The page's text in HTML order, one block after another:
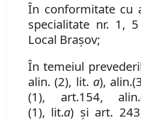
În conformitate cu
specialitate nr. 1, 5
Local Brașov;
În temeiul
alin. (2), lit. a), alin.
(1), art.154, alin.
(1), lit.a) și art.